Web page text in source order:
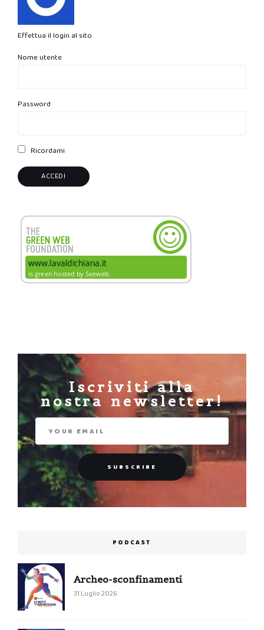
Effettua il login al sito.
Nome utente
Password
Ricordami
Iscriviti alla
nostra newsletter!
PODCAST
Archeo-sconfinamenti
31 Luglio 2026